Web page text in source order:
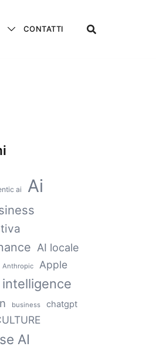
CONTATTI
ai Ai
AI locale
Anthropic Apple
business chatgpt
AI